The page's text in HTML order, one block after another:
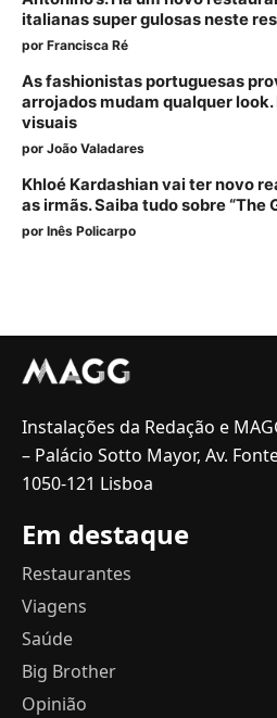
italianas super gulosas neste
por Francisca Ré
As fashionistas portuguesas
arrojados mudam qualquer
visuais
por João Valadares
Khloé Kardashian vai ter novo
as irmãs. Saiba tudo sobre “The
por Inês Policarpo
Instalações da Redação e
– Palácio Sotto Mayor, Av.
1050-121 Lisboa
Em destaque
Restaurantes
Viagens
Saúde
Big Brother
Opinião